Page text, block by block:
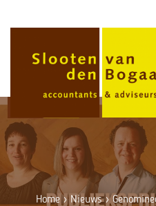
Home›Nieuws›